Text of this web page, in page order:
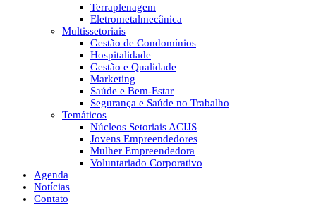
Terraplenagem
Eletrometalmecânica
Multissetoriais
Gestão de Condomínios
Hospitalidade
Gestão e Qualidade
Marketing
Saúde e Bem-Estar
Segurança e Saúde no Trabalho
Temáticos
Núcleos Setoriais ACIJS
Jovens Empreendedores
Mulher Empreendedora
Voluntariado Corporativo
Agenda
Notícias
Contato